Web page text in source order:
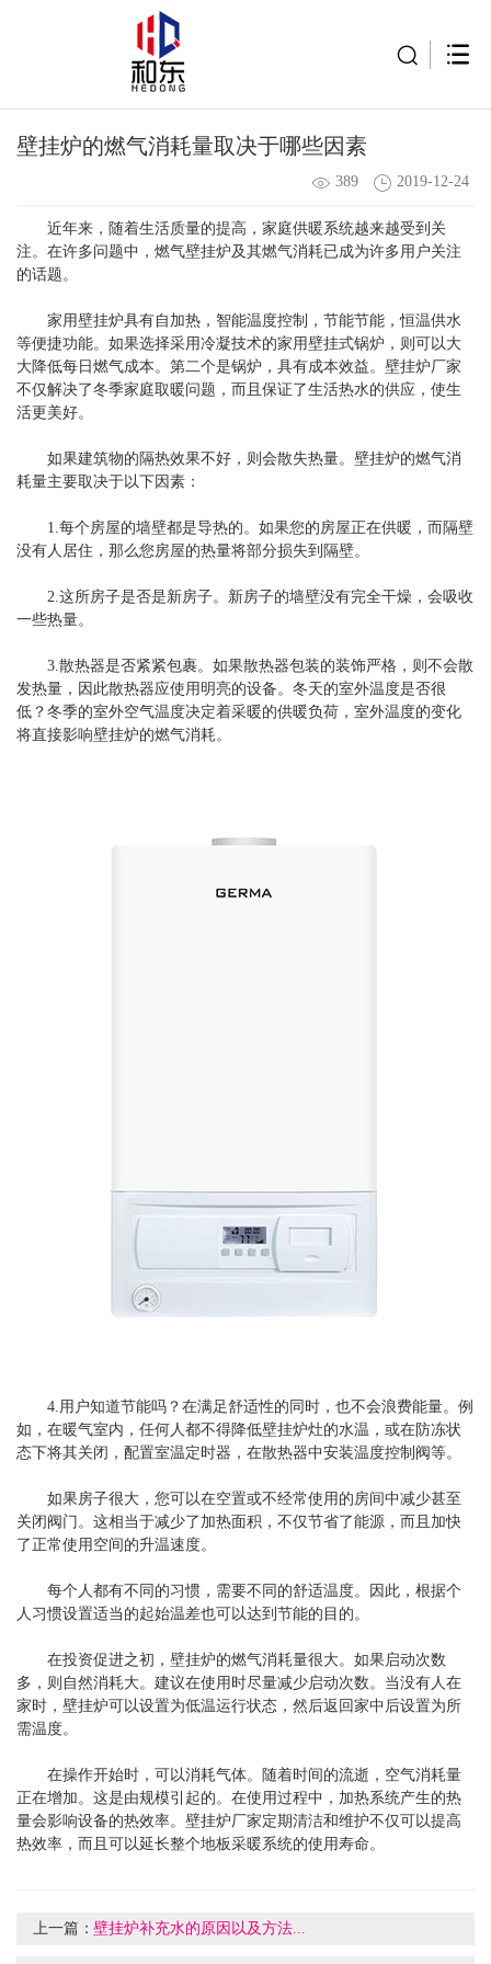
壁挂炉的燃气消耗量取决于哪些因素
389 2019-12-24
近年来，随着生活质量的提高，家庭供暖系统越来越受到关
注。在许多问题中，燃气壁挂炉及其燃气消耗已成为许多用户关注
的话题。
家用壁挂炉具有自加热，智能温度控制，节能节能，恒温供水
等便捷功能。如果选择采用冷凝技术的家用壁挂式锅炉，则可以大
大降低每日燃气成本。第二个是锅炉，具有成本效益。壁挂炉厂家
不仅解决了冬季家庭取暖问题，而且保证了生活热水的供应，使生
活更美好。
如果建筑物的隔热效果不好，则会散失热量。壁挂炉的燃气消
耗量主要取决于以下因素：
1.每个房屋的墙壁都是导热的。如果您的房屋正在供暖，而隔壁
没有人居住，那么您房屋的热量将部分损失到隔壁。
2.这所房子是否是新房子。新房子的墙壁没有完全干燥，会吸收
一些热量。
3.散热器是否紧紧包裹。如果散热器包装的装饰严格，则不会散
发热量，因此散热器应使用明亮的设备。冬天的室外温度是否很
低？冬季的室外空气温度决定着采暖的供暖负荷，室外温度的变化
将直接影响壁挂炉的燃气消耗。
4.用户知道节能吗？在满足舒适性的同时，也不会浪费能量。例
如，在暖气室内，任何人都不得降低壁挂炉灶的水温，或在防冻状
态下将其关闭，配置室温定时器，在散热器中安装温度控制阀等。
如果房子很大，您可以在空置或不经常使用的房间中减少甚至
关闭阀门。这相当于减少了加热面积，不仅节省了能源，而且加快
了正常使用空间的升温速度。
每个人都有不同的习惯，需要不同的舒适温度。因此，根据个
人习惯设置适当的起始温差也可以达到节能的目的。
在投资促进之初，壁挂炉的燃气消耗量很大。如果启动次数
多，则自然消耗大。建议在使用时尽量减少启动次数。当没有人在
家时，壁挂炉可以设置为低温运行状态，然后返回家中后设置为所
需温度。
在操作开始时，可以消耗气体。随着时间的流逝，空气消耗量
正在增加。这是由规模引起的。在使用过程中，加热系统产生的热
量会影响设备的热效率。壁挂炉厂家定期清洁和维护不仅可以提高
热效率，而且可以延长整个地板采暖系统的使用寿命。
上一篇：壁挂炉补充水的原因以及方法...